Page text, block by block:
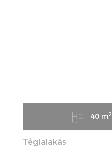
40 m2
Téglalakás